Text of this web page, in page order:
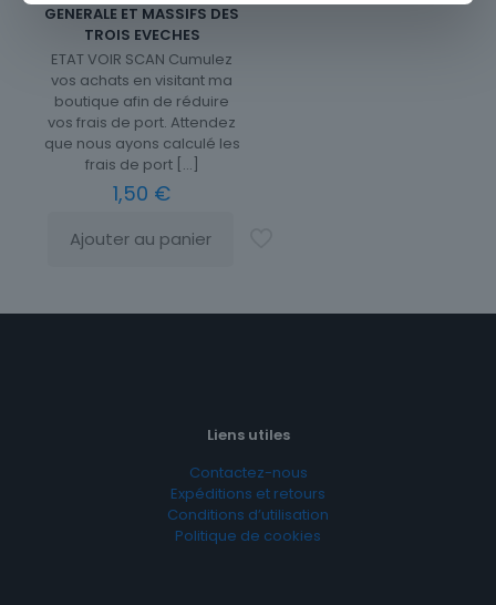
GENERALE ET MASSIFS DES
TROIS EVECHES
ETAT VOIR SCAN Cumulez
vos achats en visitant ma
boutique afin de réduire
vos frais de port. Attendez
que nous ayons calculé les
frais de port[…]
1,50 €
Ajouter au panier
Liens utiles
Contactez-nous
Expéditions et retours
Conditions d’utilisation
Politique de cookies